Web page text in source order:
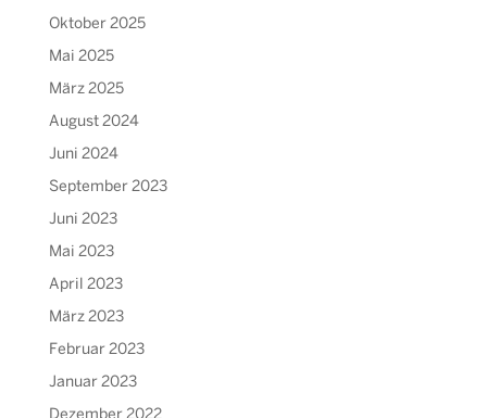
Oktober 2025
Mai 2025
März 2025
August 2024
Juni 2024
September 2023
Juni 2023
Mai 2023
April 2023
März 2023
Februar 2023
Januar 2023